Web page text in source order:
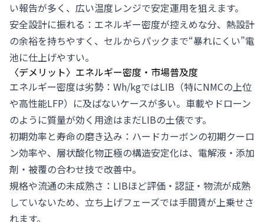
い報告が多く、広い温度レンジで安定運用を狙えます。
安全設計に振れる：エネルギー密度が控えめな分、熱設計
の余裕を持ちやすく、セルからパックまで“暴れにくい”電
池に仕上げやすい。
〈デメリット〉エネルギー密度・市場普及度
エネルギー密度は劣勢：Wh/kgではLIB（特にNMCの上位
や高性能LFP）に及ばないケースが多い。車載やドローン
のように質量が効く用途はまだLIBの土俵です。
初期効率と寿命の磨き込み：ハードカーボンの初期クーロ
ン効率や、層状酸化物正極の構造安定化は、電解液・添加
剤・被覆の合わせ技で改善中。
規格や流通の未成熟さ：LIBほど評価・認証・物流が成熟
していないため、立ち上げフェーズでは手間賃が上乗せさ
れます。